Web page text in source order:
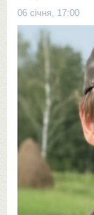
06 січня, 17:00